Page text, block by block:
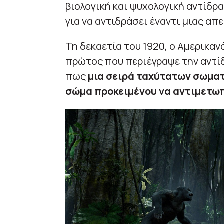
βιολογική και ψυχολογική
για να αντιδράσει έναντι μιας
Τη δεκαετία του 1920, ο
πρώτος που περιέγραψε την
πωςμια σειρά ταχύτατων
σώμα προκειμένου να